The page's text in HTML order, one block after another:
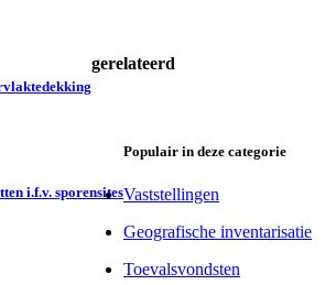
gerelateerd
i.f.v. sporensites
Populair in deze categorie
Vaststellingen
Geografische inventarisatie
Toevalsvondsten